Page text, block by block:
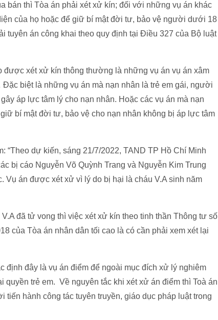
bán thì Tòa án phải xét xử kín; đối với những vụ án khác
của họ hoặc để giữ bí mật đời tư, bảo vệ người dưới 18
tuyên án công khai theo quy định tại Điều 327 của Bộ luật
được xét xử kín thông thường là những vụ án vụ án xâm
biệt là những vụ án mà nạn nhân là trẻ em gái, người
áp lực tâm lý cho nạn nhân. Hoặc các vụ án mà nạn
bí mật đời tư, bảo vệ cho nạn nhân không bị áp lực tâm
“Theo dự kiến, sáng 21/7/2022, TAND TP Hồ Chí Minh
bị cáo Nguyễn Võ Quỳnh Trang và Nguyễn Kim Trung
án được xét xử vì lý do bị hại là cháu V.A sinh năm
đã tử vong thì việc xét xử kín theo tinh thần Thông tư số
của Tòa án nhân dân tối cao là có cần phải xem xét lại
định đây là vụ án điểm để ngoài mục đích xử lý nghiêm
quyền trẻ em. Về nguyên tắc khi xét xử án điểm thì Toà án
tiến hành công tác tuyên truyền, giáo dục pháp luật trong